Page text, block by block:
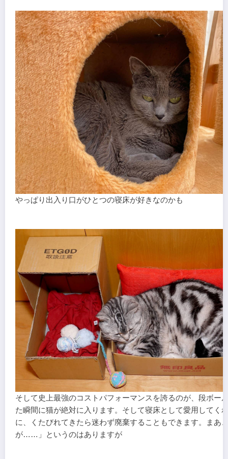
やっぱり出入り口がひとつの寝床が好きなのかも
そして史上最強のコストパフォーマンスを誇るのが、段ボー
た瞬間に猫が絶対に入ります。そして寝床として愛用してく
に、くたびれてきたら迷わず廃棄することもできます。まあ
が……」というのはありますが